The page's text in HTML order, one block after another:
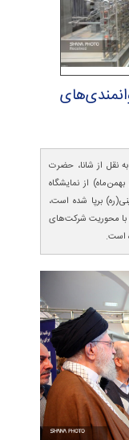
نقل از شانا، حضرت
از نمایشگاه
برپا شده است،
با محوریت شرکت‌های